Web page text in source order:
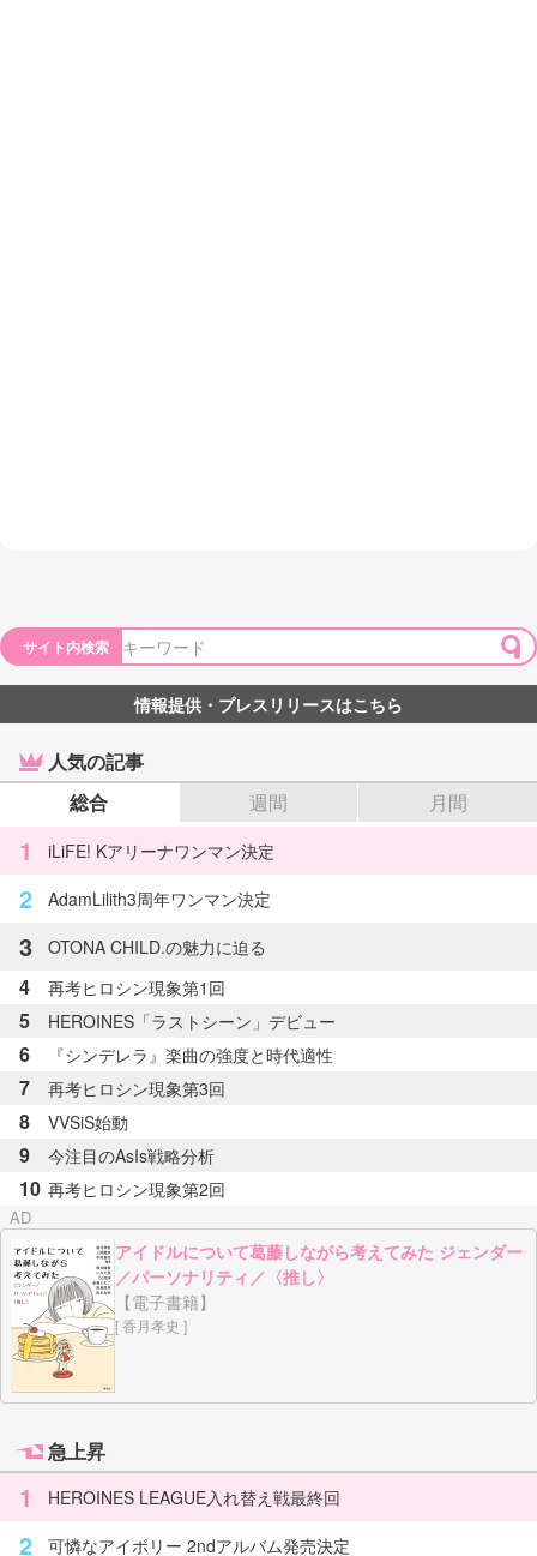
サイト内検索
情報提供・プレスリリースはこちら
人気の記事
総合
週間 月間
1 iLiFE! Kアリーナワンマン決定
2 AdamLilith3周年ワンマン決定
3 OTONA CHILD.の魅力に迫る
4 再考ヒロシン現象第1回
5 HEROINES「ラストシーン」デビュー
6 『シンデレラ』楽曲の強度と時代適性
7 再考ヒロシン現象第3回
8 VVSiS始動
9 今注目のAsIs戦略分析
10 再考ヒロシン現象第2回
アイドルについて葛藤しながら考えてみた ジェンダー
／パーソナリティ／〈推し〉
【電子書籍】
[ 香月孝史 ]
急上昇
1 HEROINES LEAGUE入れ替え戦最終回
2 可憐なアイボリー 2ndアルバム発売決定